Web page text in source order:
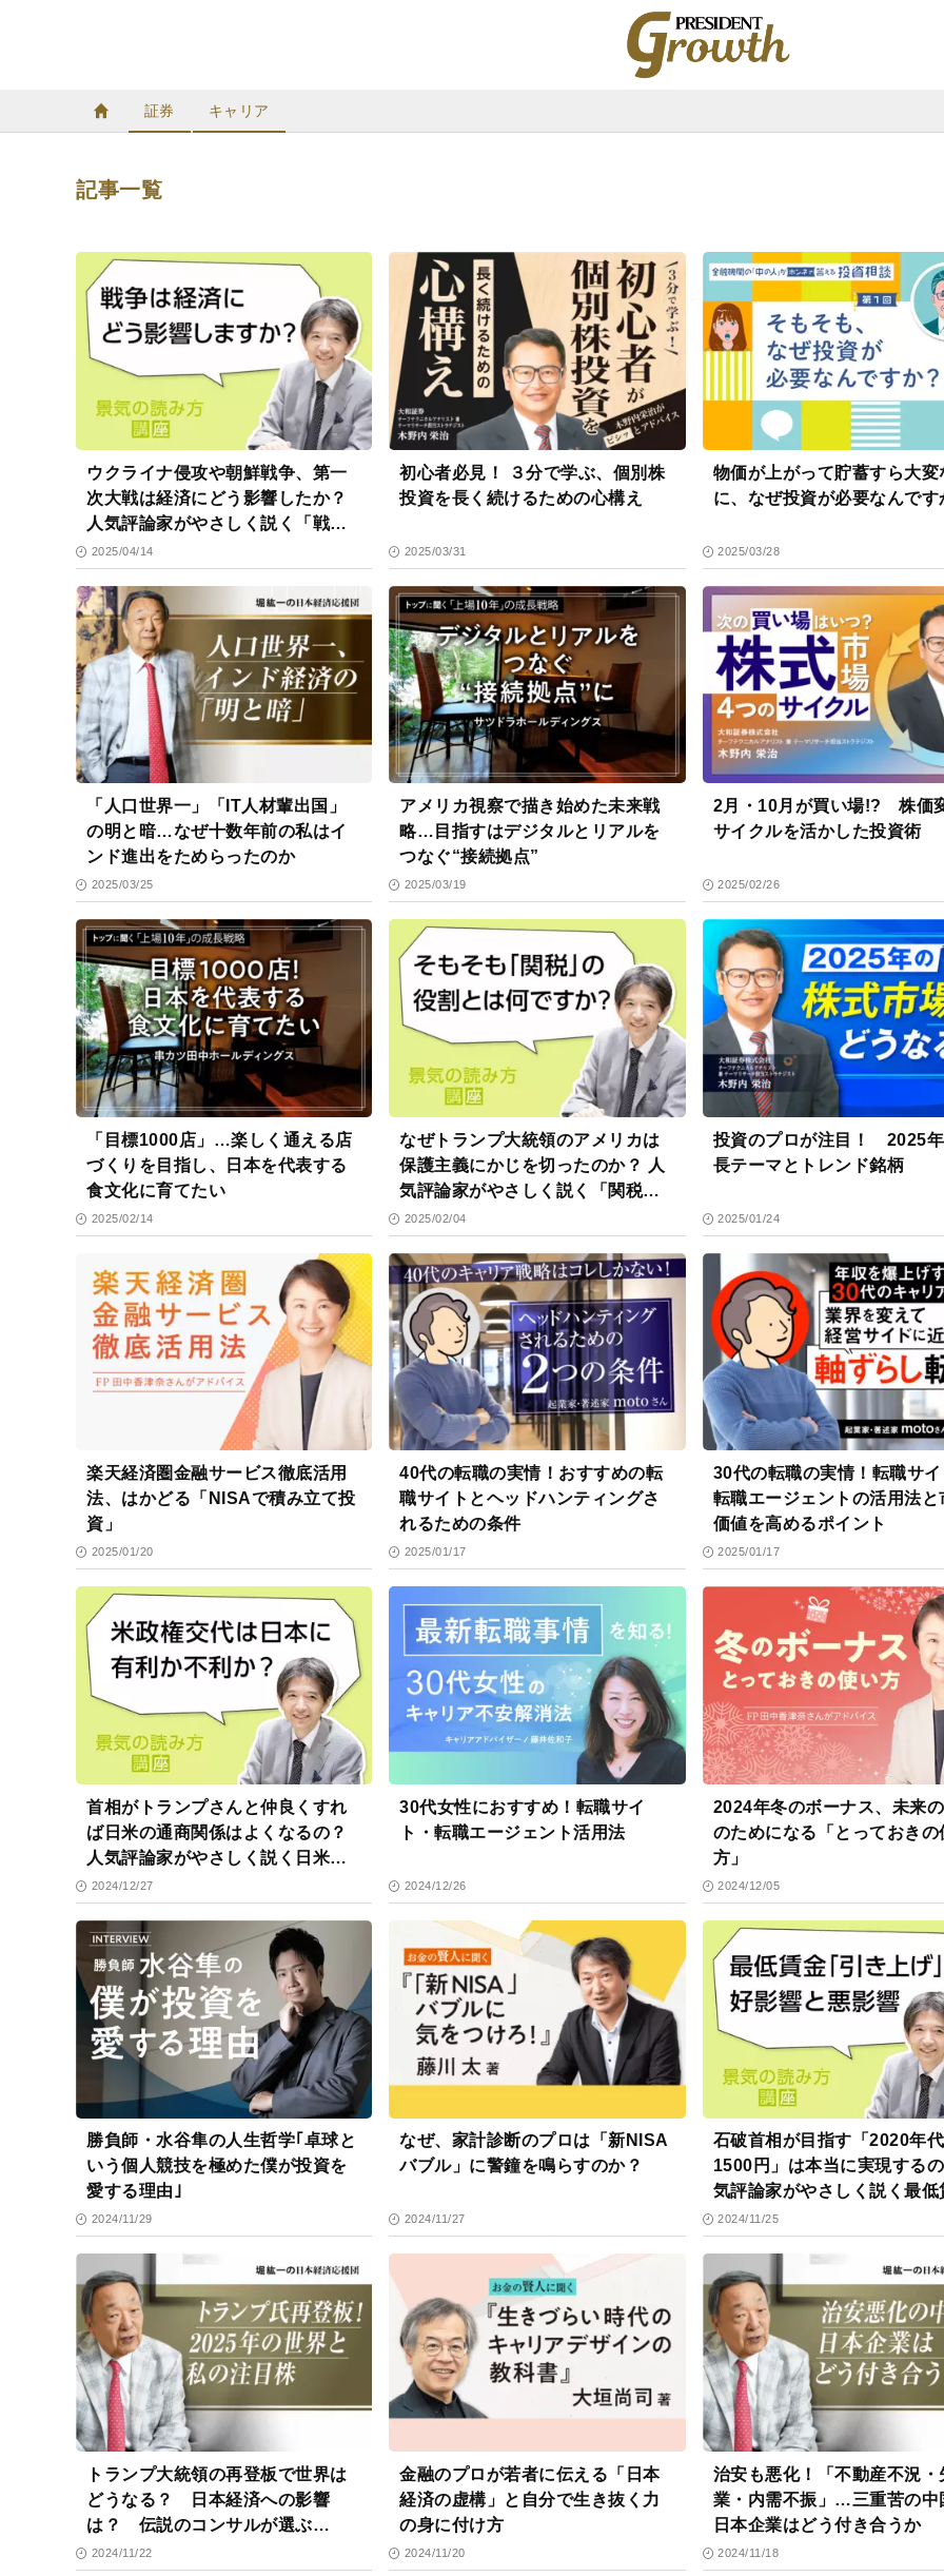
デ
ス
ロ
ー
ス）
証券 キャリア
記事一覧
記
ウクライナ侵攻や朝鮮戦争、第一
次大戦は経済にどう影響したか？
人気評論家がやさしく説く「戦争
の経済効果」
2025/04/14
初心者必見！ ３分で学ぶ、個別株
投資を長く続けるための心構え
2025/03/31
物価が上がって貯蓄すら大変
に、なぜ投資が必要なんです
2025/03/28
「人口世界一」「IT人材輩出国」
の明と暗…なぜ十数年前の私はイ
ンド進出をためらったのか
2025/03/25
アメリカ視察で描き始めた未来戦
略…目指すはデジタルとリアルを
つなぐ“接続拠点”
2025/03/19
2月・10月が買い場!? 株価
サイクルを活かした投資術
2025/02/26
「目標1000店」…楽しく通える店
づくりを目指し、日本を代表する
食文化に育てたい
2025/02/14
なぜトランプ大統領のアメリカは
保護主義にかじを切ったのか？ 人
気評論家がやさしく説く「関税」
の役割
2025/02/04
投資のプロが注目！ 2025
長テーマとトレンド銘柄
2025/01/24
楽天経済圏金融サービス徹底活用
法、はかどる「NISAで積み立て投
資」
2025/01/20
40代の転職の実情！おすすめの転
職サイトとヘッドハンティングさ
れるための条件
2025/01/17
30代の転職の実情！転職サ
転職エージェントの活用法と
価値を高めるポイント
2025/01/17
首相がトランプさんと仲良くすれ
ば日米の通商関係はよくなるの？
人気評論家がやさしく説く日米関
係
2024/12/27
30代女性におすすめ！転職サイ
ト・転職エージェント活用法
2024/12/26
2024年冬のボーナス、未来
のためになる「とっておきの
方」
2024/12/05
勝負師・水谷隼の人生哲学｢卓球と
いう個人競技を極めた僕が投資を
愛する理由｣
2024/11/29
なぜ、家計診断のプロは「新NISA
バブル」に警鐘を鳴らすのか？
2024/11/27
石破首相が目指す「2020年
1500円」は本当に実現するの
気評論家がやさしく説く最低
問題
2024/11/25
トランプ大統領の再登板で世界は
どうなる？ 日本経済への影響
は？ 伝説のコンサルが選ぶ
「2025年の注目株」
2024/11/22
金融のプロが若者に伝える「日本
経済の虚構」と自分で生き抜く力
の身に付け方
2024/11/20
治安も悪化！「不動産不況・
業・内需不振」…三重苦の中
日本企業はどう付き合うか
2024/11/18